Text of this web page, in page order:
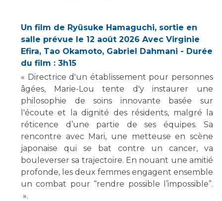
Vos droits, vos devoirs
Handicap
Handi 13
Pôle Médecine Physique et Réadaptation
Accueil sourds et malentendants
Charte Romain Jacob
Mouvement Parcours Handicap 13
Activité physique
Écoles et Instituts de Formation
Plateforme des internes
Professionnels de santé
Adresser un patient
Réseaux de soins
Adresser un examen au Laboratoire de Biologie
Médicale
Radiologie / Imagerie
Un film de Ryüsuke Hamaguchi, sortie en
salle prévue le 12 août 2026 Avec Virginie
Efira, Tao Okamoto, Gabriel Dahmani - Durée
du film : 3h15
« Directrice d'un établissement pour personnes
âgées, Marie-Lou tente d'y instaurer une
philosophie de soins innovante basée sur
l'écoute et la dignité des résidents, malgré la
réticence d’une partie de ses équipes. Sa
rencontre avec Mari, une metteuse en scène
japonaise qui se bat contre un cancer, va
bouleverser sa trajectoire. En nouant une amitié
profonde, les deux femmes engagent ensemble
un combat pour “rendre possible l’impossible”.
».